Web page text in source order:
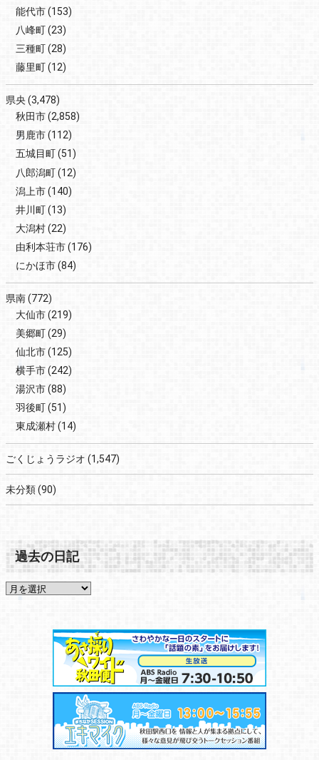
能代市(153)
八峰町(23)
三種町(28)
藤里町(12)
県央(3,478)
秋田市(2,858)
男鹿市(112)
五城目町(51)
八郎潟町(12)
潟上市(140)
井川町(13)
大潟村(22)
由利本荘市(176)
にかほ市(84)
県南(772)
大仙市(219)
美郷町(29)
仙北市(125)
横手市(242)
湯沢市(88)
羽後町(51)
東成瀬村(14)
ごくじょうラジオ (1,547)
未分類(90)
過去の日記